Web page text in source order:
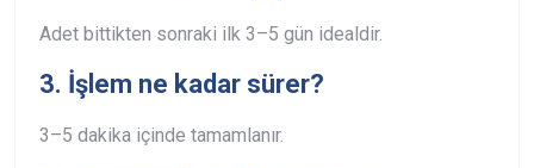
Adet bittikten sonraki ilk 3–5 gün idealdir.
3. İşlem ne kadar sürer?
3–5 dakika içinde tamamlanır.